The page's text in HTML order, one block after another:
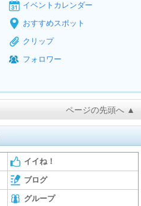
イベントカレンダー
おすすめスポット
クリップ
フォロワー
ページの先頭へ ▲
イイね！
ブログ
グループ